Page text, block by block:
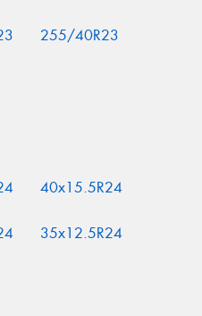
255/40R23
40x15.5R24
35x12.5R24